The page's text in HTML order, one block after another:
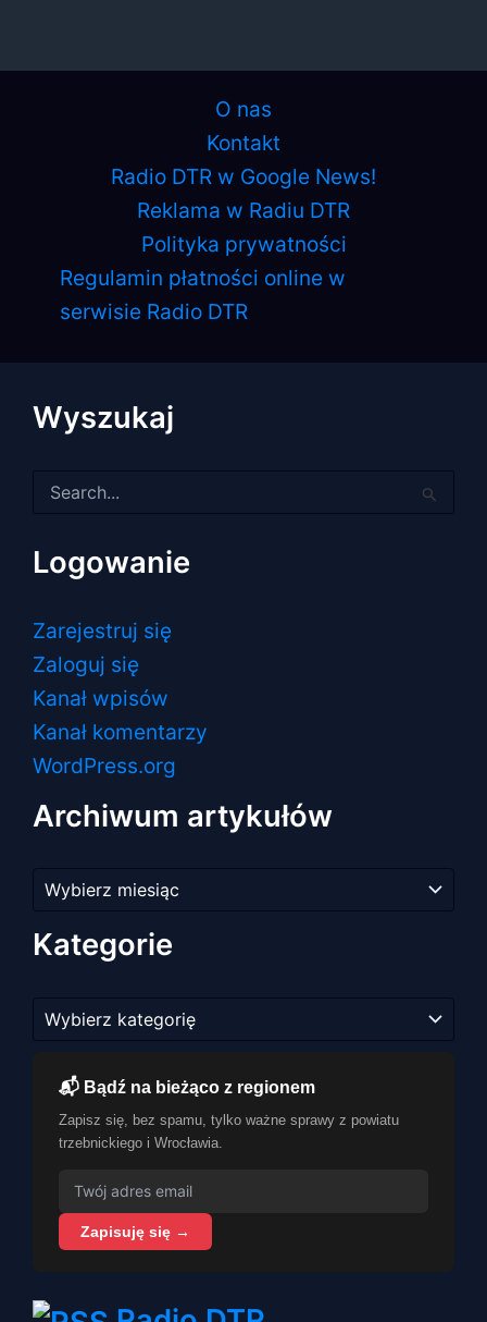
O nas
Kontakt
Radio DTR w Google News!
Reklama w Radiu DTR
Polityka prywatności
Regulamin płatności online w
serwisie Radio DTR
Wyszukaj
dla:
Logowanie
Zarejestruj się
Zaloguj się
Kanał wpisów
Kanał komentarzy
WordPress.org
Archiwum artykułów
artykułów
Kategorie
📬 Bądź na bieżąco z regionem
Zapisz się, bez spamu, tylko ważne sprawy z powiatu
trzebnickiego i Wrocławia.
Zapisuję się →